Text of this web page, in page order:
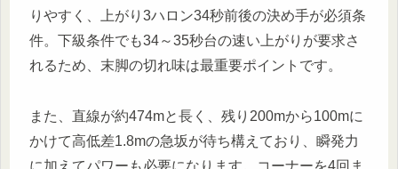
りやすく、上がり3ハロン34秒前後の決め手が必須条
件。下級条件でも34～35秒台の速い上がりが要求さ
れるため、末脚の切れ味は最重要ポイントです。
また、直線が約474mと長く、残り200mから100mに
かけて高低差1.8mの急坂が待ち構えており、瞬発力